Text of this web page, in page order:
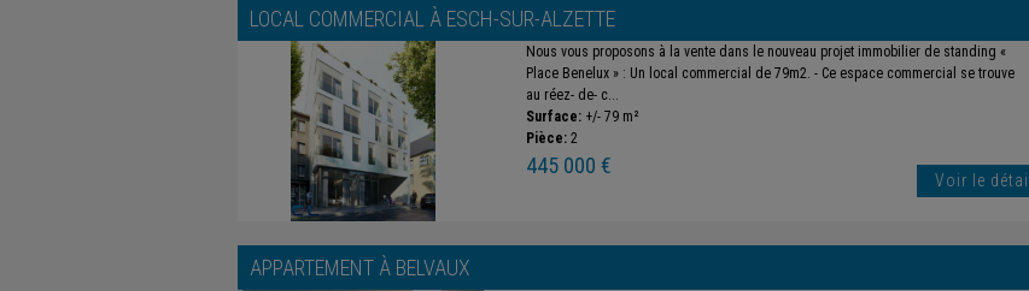
LOCAL COMMERCIAL À ESCH-SUR-ALZETTE
Nous vous proposons à la vente dans le nouveau projet immobilier de standing «
Place Benelux » : Un local commercial de 79m2. - Ce espace commercial se trouve
au réez- de- c...
Surface: +/- 79 m²
Pièce: 2
445 000 €
Voir le détail
APPARTEMENT À BELVAUX